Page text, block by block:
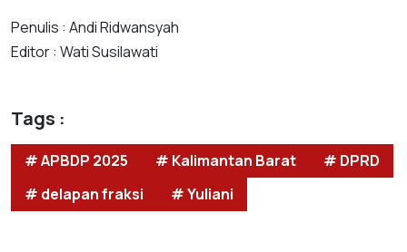
Penulis : Andi Ridwansyah
Editor : Wati Susilawati
Tags :
# APBDP 2025 # Kalimantan Barat
# DPRD
# delapan fraksi
# Yuliani